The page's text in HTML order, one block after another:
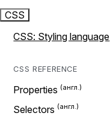
CSS
CSS: Styling language
CSS REFERENCE
Properties
Selectors